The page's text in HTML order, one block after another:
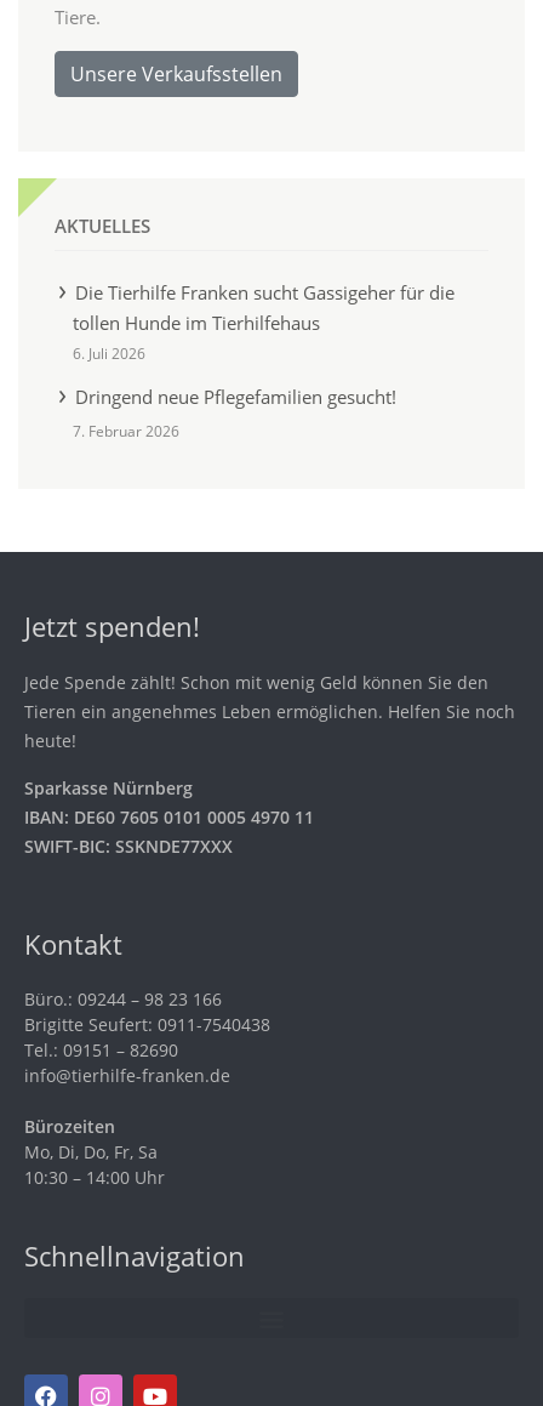
Tiere.
Unsere Verkaufsstellen
AKTUELLES
Die Tierhilfe Franken sucht Gassigeher für die
tollen Hunde im Tierhilfehaus
6. Juli 2026
Dringend neue Pflegefamilien gesucht!
7. Februar 2026
Jetzt spenden!
Jede Spende zählt! Schon mit wenig Geld können Sie den
Tieren ein angenehmes Leben ermöglichen. Helfen Sie noch
heute!
Sparkasse Nürnberg
IBAN: DE60 7605 0101 0005 4970 11
SWIFT-BIC: SSKNDE77XXX
Kontakt
Büro.: 09244 – 98 23 166
Brigitte Seufert: 0911-7540438
Tel.: 09151 – 82690
info@tierhilfe-franken.de
Bürozeiten
Mo, Di, Do, Fr, Sa
10:30 – 14:00 Uhr
Schnellnavigation